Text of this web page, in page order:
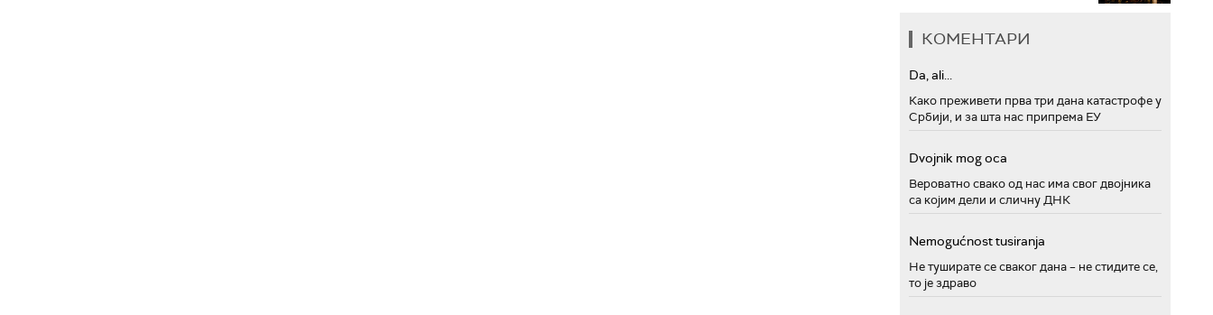
КОМЕНТАРИ
Da, ali...
Како преживети прва три дана катастрофе у
Србији, и за шта нас припрема ЕУ
Dvojnik mog oca
Вероватно свако од нас има свог двојника
са којим дели и сличну ДНК
Nemogućnost tusiranja
Не туширате се сваког дана – не стидите се,
то је здраво